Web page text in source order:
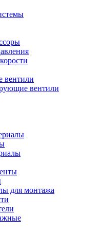
вентили
вентили
для монтажа